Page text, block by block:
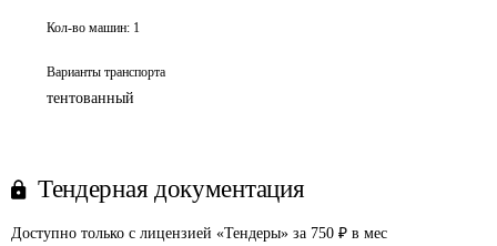
Кол-во машин: 1
Варианты транспорта
тентованный
Тендерная документация
Доступно только с лицензией «Тендеры» за 750 ₽ в мес